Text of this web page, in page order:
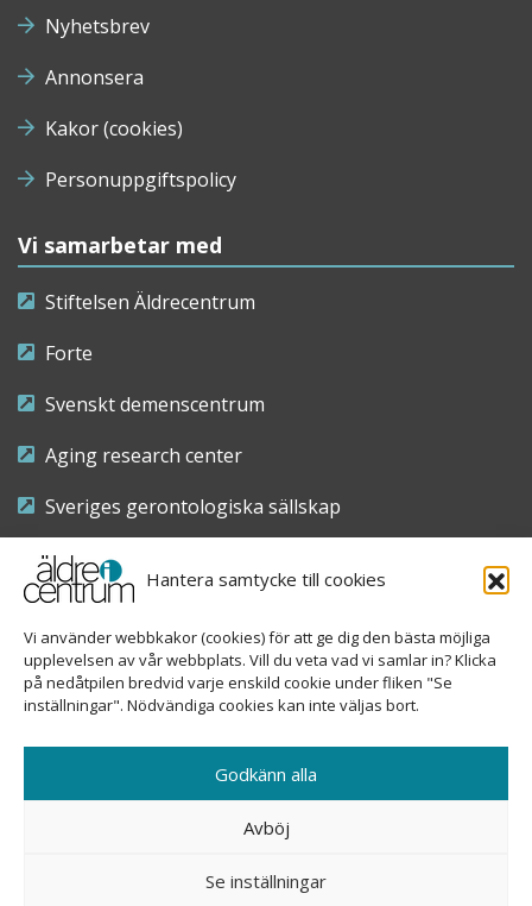
Hantera samtycke till cookies
Vi använder webbkakor (cookies) för att ge dig den bästa möjliga
upplevelsen av vår webbplats. Vill du veta vad vi samlar in? Klicka
på nedåtpilen bredvid varje enskild cookie under fliken "Se
inställningar". Nödvändiga cookies kan inte väljas bort.
Godkänn alla
Avböj
Se inställningar
Nyhetsbrev
Annonsera
Kakor (cookies)
Personuppgiftspolicy
Vi samarbetar med
Stiftelsen Äldrecentrum
Forte
Svenskt demenscentrum
Aging research center
Sveriges gerontologiska sällskap
Riksföreningen för sjuksköterskor inom äldre- och
demensvård
Nationellt kompetenscentrum anhöriga
Sveavägen 155, 113 46 Stockholm
08-690 58 84
info@aldreicentrum.se